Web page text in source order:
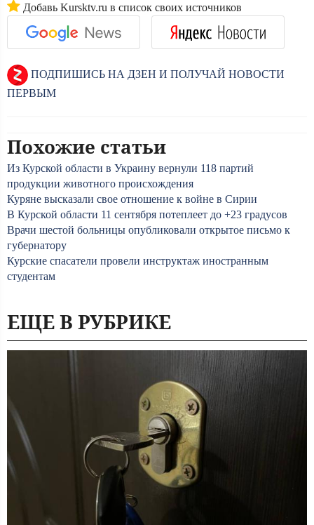
Добавь Kursktv.ru в список своих источников
ПОДПИШИСЬ НА ДЗЕН И ПОЛУЧАЙ НОВОСТИ
ПЕРВЫМ
Похожие статьи
Из Курской области в Украину вернули 118 партий
продукции животного происхождения
Куряне высказали свое отношение к войне в Сирии
В Курской области 11 сентября потеплеет до +23 градусов
Врачи шестой больницы опубликовали открытое письмо к
губернатору
Курские спасатели провели инструктаж иностранным
студентам
ЕЩЕ В РУБРИКЕ